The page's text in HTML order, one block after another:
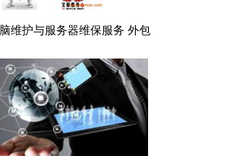
维护与服务器维保服务 外包